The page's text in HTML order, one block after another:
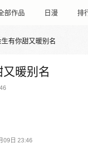
部作品 日漫 排
生有你甜又暖别名
暖别名
09日 23:46